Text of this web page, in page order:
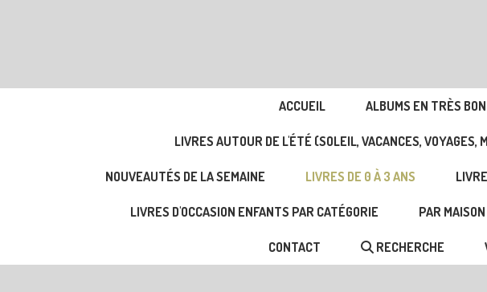
ACCUEIL ALBUMS EN TRÈS
LIVRES AUTOUR DE L'ÉTÉ (SOLEIL, VACANCES, VOYAGES,
NOUVEAUTÉS DE LA SEMAINE LIVRES DE 0 À 3 ANS
LIVRES D'OCCASION ENFANTS PAR CATÉGORIE PAR
CONTACT RECHERCHE